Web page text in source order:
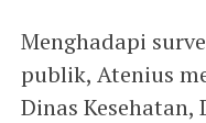
Menghadapi
publik, Atenius
Dinas Kesehatan,